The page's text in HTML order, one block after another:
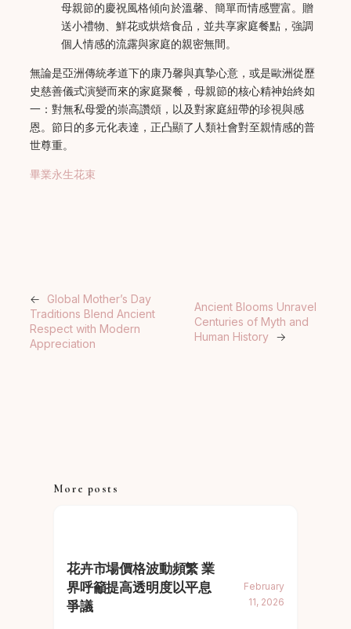
母親節的慶祝風格傾向於溫馨、簡單而情感豐富。贈
送小禮物、鮮花或烘焙食品，並共享家庭餐點，強調
個人情感的流露與家庭的親密無間。
無論是亞洲傳統孝道下的康乃馨與真摯心意，或是歐洲從歷
史慈善儀式演變而來的家庭聚餐，母親節的核心精神始終如
一：對無私母愛的崇高讚頌，以及對家庭紐帶的珍視與感
恩。節日的多元化表達，正凸顯了人類社會對至親情感的普
世尊重。
畢業永生花束
←
Global Mother’s Day
Traditions Blend Ancient
Respect with Modern
Appreciation
Ancient Blooms Unravel
Centuries of Myth and
Human History
→
More posts
花卉市場價格波動頻繁 業
界呼籲提高透明度以平息
爭議
February
11, 2026